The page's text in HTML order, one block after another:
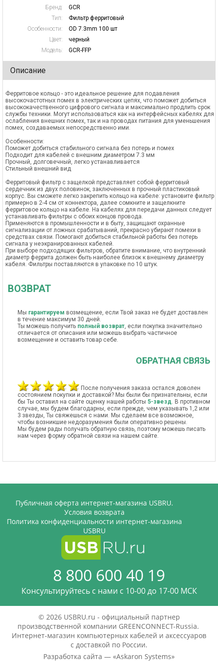
Бренд:
GCR
Тип:
Фильтр ферритовый
Особенности:
OD 7.3mm 100 шт
Цвет:
черный
Модель:
GCR-FFP
Описание
Ферритовое кольцо - это идеальное решение для подавления
высокочастотных помех в электрических цепях, что поможет добиться
высококачественного цифрового сигнала и максимально продлить срок
службы техники. Могут использоваться как на интерфейсных кабелях для
ослабления внешних помех, так и на проводах питания для уменьшения
помех, создаваемых непосредственно ими.
Особенности:
Поможет добиться стабильного сигнала без потерь и помех
Подходит для кабелей с внешним диаметром 7.3 мм
Прочный, долговечный, легко устанавливается
Стильный внешний вид
Ферритовый фильтр с защелкой представляет собой ферритовый
сердечник из двух половинок, заключенных в прочный пластиковый
корпус. Вы сможете легко закрепить кольцо на кабеле: установите фильтр
примерно в 2-4 см от коннектора, далее сомкните и защелкните
ферритовое кольцо на кабеле. На кабелях для передачи данных следует
устанавливать фильтры с обоих концов провода.
Применяются в промышленности и в быту, защищают охранные
сигнализации от ложных срабатываний, прекрасно убирают помехи в
средствах связи. Помогают добиться стабильной работы без потерь
сигнала у неэкранированных кабелей.
При выборе подходящих фильтров, обратите внимание, что внутренний
диаметр феррита должен быть наиболее близок к внешнему диаметру
кабеля. Фильтры поставляются в упаковке по 10 штук.
ВОЗВРАТ
Мы гарантируем возмещение, если Твой заказ не будет доставлен
в течение максимум 30 дней.
Ты можешь получить полный возврат, если покупка значительно
отличается от описания или можешь выбрать частичное
возмещение и оставить товар себе.
ОБРАТНАЯ СВЯЗЬ
После получения заказа остался доволен
состоянием покупки и доставкой? Мы были бы признательны, если
бы Ты оставил на сайте оценку нашей работы 5-звезд. В противном
случае, мы будем благодарны, если прежде, чем указывать 1,2 или
3 звезды, Ты свяжешься с нами. Мы сделаем все возможное,
чтобы возникшие недоразумения были оперативно решены.
Мы будем рады получать обратную связь, поэтому можешь писать
нам через форму обратной связи на нашем сайте.
Публичная оферта интернет-магазина USBRU.
Условия возврата
Политика конфиденциальности интернет-магазина
USBRU
8 800 600 40 19
Консультируйтесь с нами c 10-00 до 17-00 МСК
© 2026 USBRU.ru - официальный партнер
производственной компании GREENCONNECT-Russia.
Интернет-магазин компьютерных кабелей и аксессуаров
с доставкой по России.
Разработка сайта — «Askaron Systems»